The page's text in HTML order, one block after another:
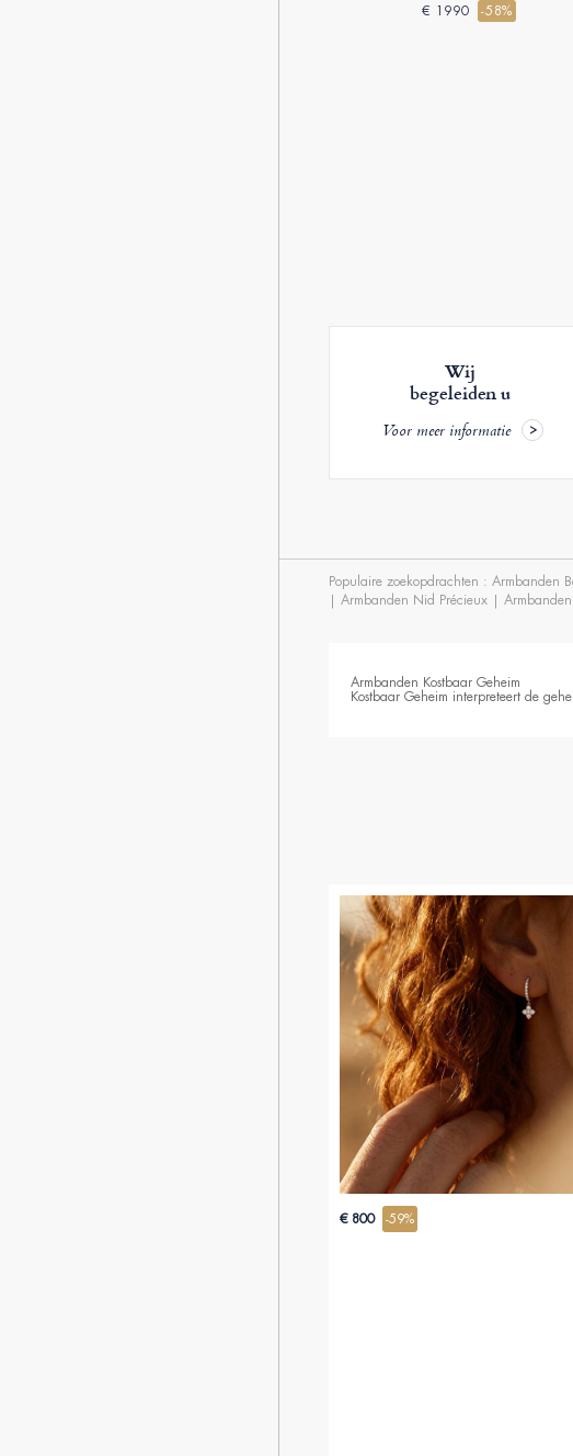
€ 1990 -58%
Wij
begeleiden u
Voor meer informatie
Populaire zoekopdrachten : Armbanden
| Armbanden Nid Précieux|
Armbanden Kostbaar Geheim
Kostbaar Geheim interpreteert de
€ 800 -59%